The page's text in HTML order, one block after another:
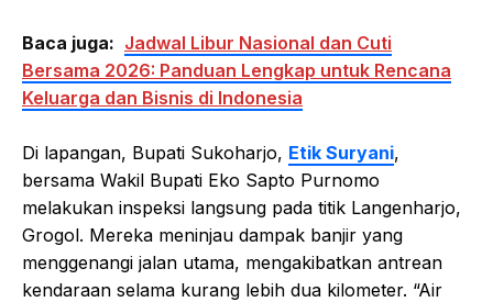
Baca juga: Jadwal Libur Nasional dan Cuti
Bersama 2026: Panduan Lengkap untuk Rencana
Keluarga dan Bisnis di Indonesia
Di lapangan, Bupati Sukoharjo, Etik Suryani,
bersama Wakil Bupati Eko Sapto Purnomo
melakukan inspeksi langsung pada titik Langenharjo,
Grogol. Mereka meninjau dampak banjir yang
menggenangi jalan utama, mengakibatkan antrean
kendaraan selama kurang lebih dua kilometer. “Air